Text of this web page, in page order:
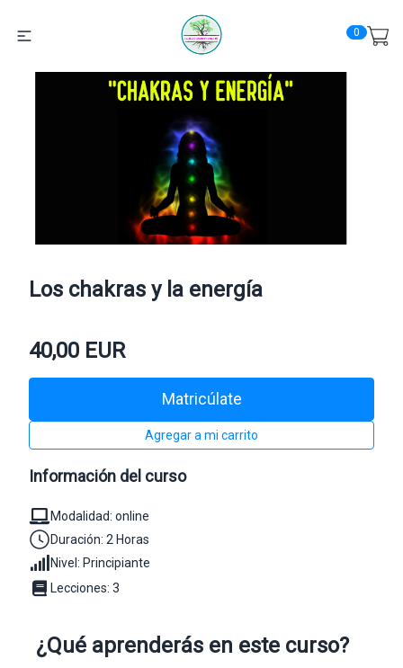
0
Los chakras y la energía
40,00 EUR
Matricúlate
Agregar a mi carrito
Información del curso
Modalidad: online
Duración: 2 Horas
Nivel: Principiante
Lecciones: 3
¿Qué aprenderás en este curso?